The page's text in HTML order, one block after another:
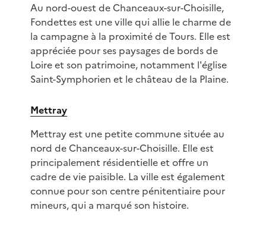
Au nord-ouest de Chanceaux-sur-Choisille,
Fondettes est une ville qui allie le charme de
la campagne à la proximité de Tours. Elle est
appréciée pour ses paysages de bords de
Loire et son patrimoine, notamment l'église
Saint-Symphorien et le château de la Plaine.
Mettray
Mettray est une petite commune située au
nord de Chanceaux-sur-Choisille. Elle est
principalement résidentielle et offre un
cadre de vie paisible. La ville est également
connue pour son centre pénitentiaire pour
mineurs, qui a marqué son histoire.